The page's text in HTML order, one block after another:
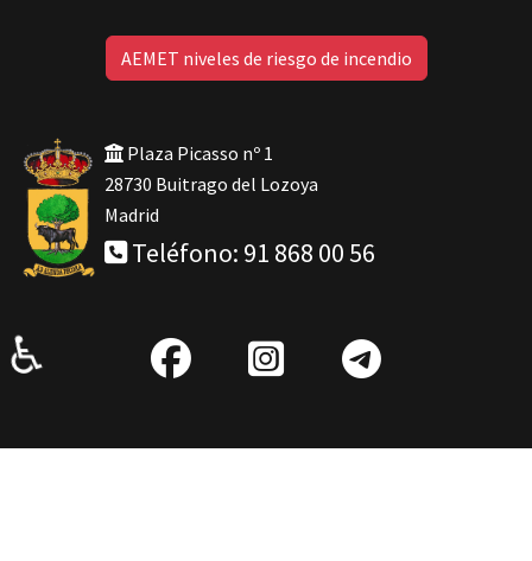
AEMET niveles de riesgo de incendio
Plaza Picasso nº 1
28730 Buitrago del Lozoya
Madrid
Teléfono: 91 868 00 56
fab
IG